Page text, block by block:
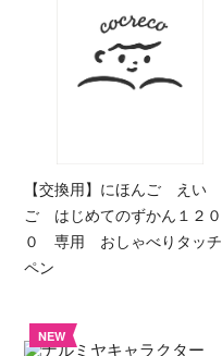
【交換用】にほんご えい
ご はじめてのずかん１２０
０ 専用 おしゃべりタッチ
ペン
NEW